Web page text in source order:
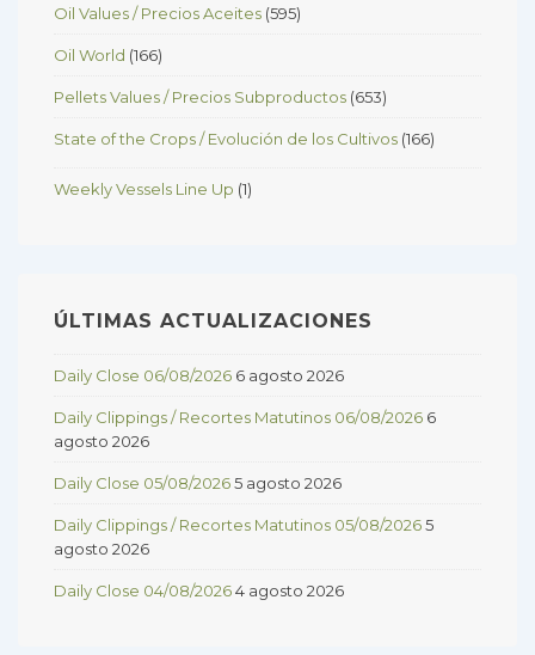
Oil Values / Precios Aceites (595)
Oil World (166)
Pellets Values / Precios Subproductos (653)
State of the Crops / Evolución de los Cultivos (166)
Weekly Vessels Line Up (1)
ÚLTIMAS ACTUALIZACIONES
Daily Close 06/08/2026 6 agosto 2026
Daily Clippings / Recortes Matutinos 06/08/2026 6
agosto 2026
Daily Close 05/08/20265 agosto 2026
Daily Clippings / Recortes Matutinos 05/08/20265
agosto 2026
Daily Close 04/08/20264 agosto 2026